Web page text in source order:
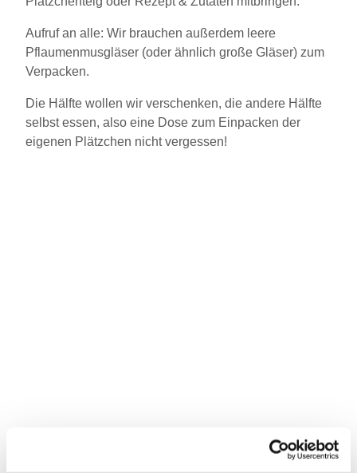
Aufruf an alle: Wir brauchen außerdem leere
Pflaumenmusgläser (oder ähnlich große Gläser) zum
Verpacken.
Die Hälfte wollen wir verschenken, die andere Hälfte
selbst essen, also eine Dose zum Einpacken der
eigenen Plätzchen nicht vergessen!